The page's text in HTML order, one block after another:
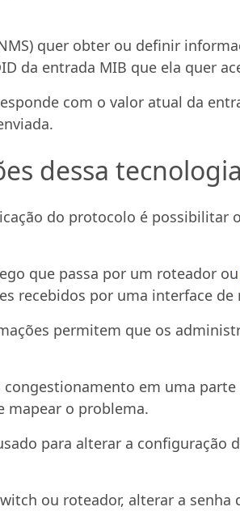
quer obter ou definir
da entrada MIB que ela quer
com o valor atual da
dessa
do protocolo é possibilitar
que passa por um roteador ou
recebidos por uma interface de
permitem que os
em uma
mapear o problema.
para alterar a configuração
ou roteador, alterar a